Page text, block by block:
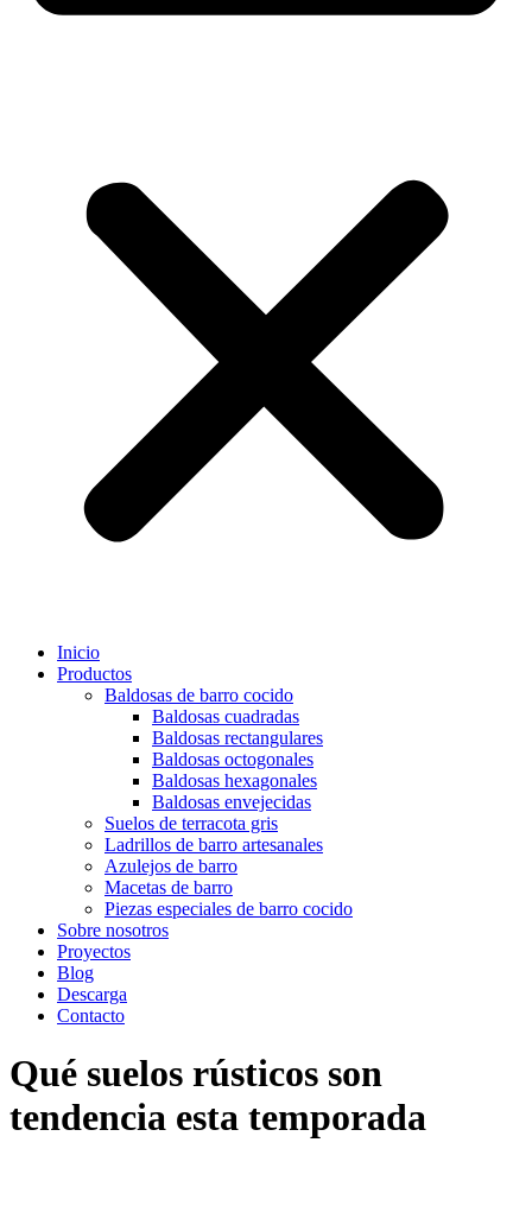
Inicio
Productos
Baldosas de barro cocido
Baldosas cuadradas
Baldosas rectangulares
Baldosas octogonales
Baldosas hexagonales
Baldosas envejecidas
Suelos de terracota gris
Ladrillos de barro artesanales
Azulejos de barro
Macetas de barro
Piezas especiales de barro cocido
Sobre nosotros
Proyectos
Blog
Descarga
Contacto
Qué suelos rústicos son
tendencia esta temporada